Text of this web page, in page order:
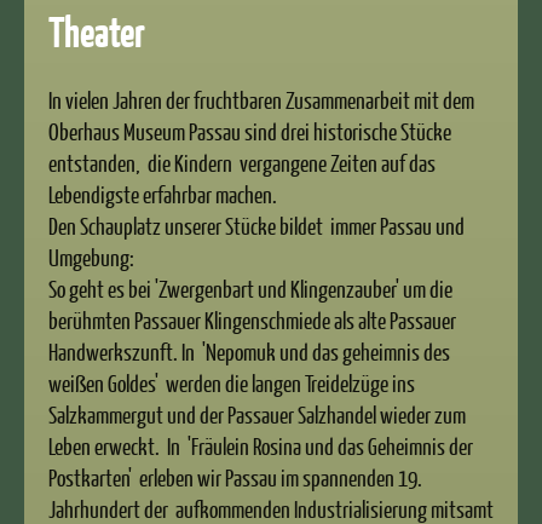
Theater
In vielen Jahren der fruchtbaren Zusammenarbeit mit dem
Oberhaus Museum Passau sind drei historische Stücke
entstanden, die Kindern vergangene Zeiten auf das
Lebendigste erfahrbar machen.
Den Schauplatz unserer Stücke bildet immer Passau und
Umgebung:
So geht es bei 'Zwergenbart und Klingenzauber' um die
berühmten Passauer Klingenschmiede als alte Passauer
Handwerkszunft. In 'Nepomuk und das geheimnis des
weißen Goldes' werden die langen Treidelzüge ins
Salzkammergut und der Passauer Salzhandel wieder zum
Leben erweckt. In 'Fräulein Rosina und das Geheimnis der
Postkarten' erleben wir Passau im spannenden 19.
Jahrhundert der aufkommenden Industrialisierung mitsamt